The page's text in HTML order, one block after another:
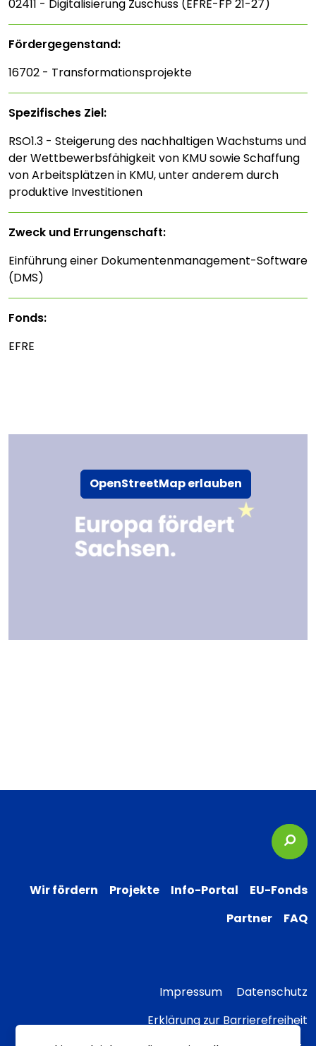
OpenStreetMap erlauben
02411 - Digitalisierung Zuschuss (EFRE-FP 21-27)
Fördergegenstand:
16702 - Transformationsprojekte
Spezifisches Ziel:
RSO1.3 - Steigerung des nachhaltigen Wachstums und
der Wettbewerbsfähigkeit von KMU sowie Schaffung
von Arbeitsplätzen in KMU, unter anderem durch
produktive Investitionen
Zweck und Errungenschaft:
Einführung einer Dokumentenmanagement-Software
(DMS)
Fonds:
EFRE
Wir fördern Projekte Info-Portal
EU-Fonds
Partner
FAQ
Impressum
Datenschutz
Erklärung zur Barrierefreiheit